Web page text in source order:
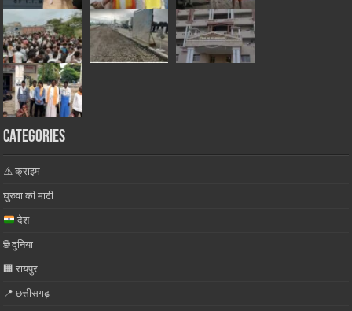
Categories
⚠️ क्राइम
घुरुवा की माटी
देश
🌐 दुनिया
🏢 रायपुर
📍 छत्तीसगढ़